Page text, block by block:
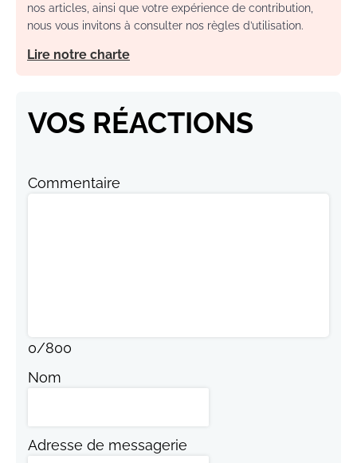
nos articles, ainsi que votre expérience de contribution,
nous vous invitons à consulter nos règles d’utilisation.
Lire notre charte
VOS RÉACTIONS
Commentaire
0/800
Nom
Adresse de messagerie